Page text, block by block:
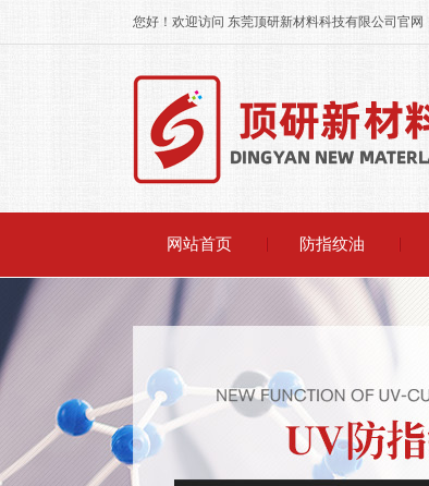
您好！欢迎访问 东莞顶研新材料科技有限公司官网
网站首页 防指纹油